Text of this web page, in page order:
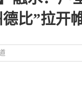
比”拉开